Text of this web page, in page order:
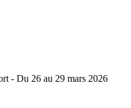
- Du 26 au 29 mars 2026